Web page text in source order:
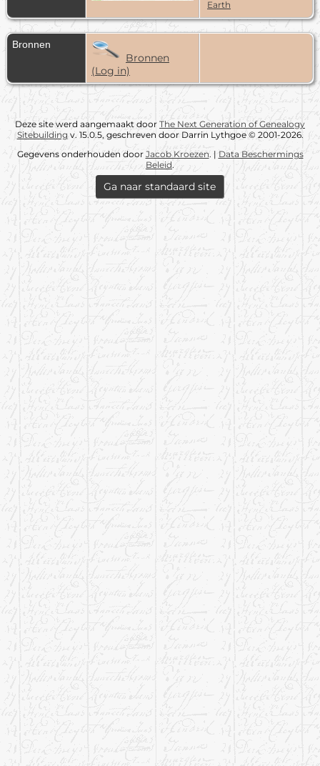
Koekange
Earth
Bronnen
Bronnen
(Log in)
Deze site werd aangemaakt door The Next Generation of Genealogy
Sitebuilding v. 15.0.5, geschreven door Darrin Lythgoe © 2001-2026.
Gegevens onderhouden door Jacob Kroezen. | Data Beschermings
Beleid.
Ga naar standaard site